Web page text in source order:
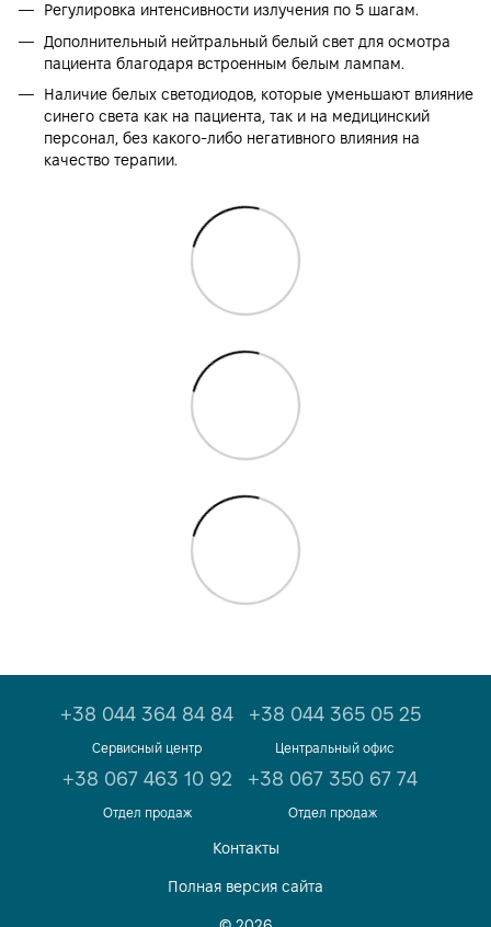
Регулировка интенсивности излучения по 5 шагам.
Дополнительный нейтральный белый свет для осмотра
пациента благодаря встроенным белым лампам.
Наличие белых светодиодов, которые уменьшают влияние
синего света как на пациента, так и на медицинский
персонал, без какого-либо негативного влияния на
качество терапии.
+38 044 364 84 84
Сервисный центр
+38 044 365 05 25
Центральный офис
+38 067 463 10 92
Отдел продаж
+38 067 350 67 74
Отдел продаж
Контакты
Полная версия сайта